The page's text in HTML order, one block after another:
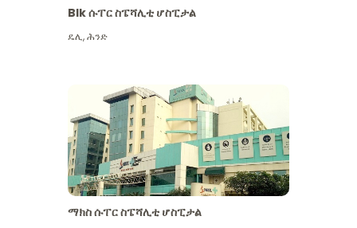
Blk ሱፐር ስፔሻሊቲ ሆስፒታል
ዴሊ,ሕንድ
ማክስ ሱፐር ስፔሻሊቲ ሆስፒታል